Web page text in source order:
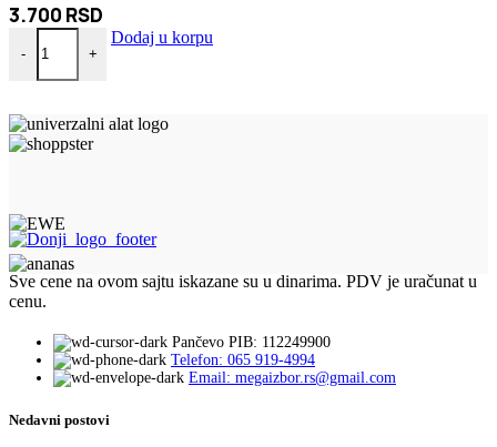
3.700 RSD
-
Vitlo sa sajlom čekrk 2000lb 910kg količina
+
Dodaj u korpu
Sve cene na ovom sajtu iskazane su u dinarima. PDV je uračunat u
cenu.
Pančevo PIB: 112249900
Telefon: 065 919-4994
Email: megaizbor.rs@gmail.com
Nedavni postovi